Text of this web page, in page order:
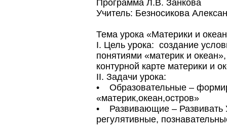
Программа Л.В. Занкова
Учитель: Безносикова
Тема урока «Материки и
I. Цель урока: создание
понятиями «материк и
контурной карте материки и
II. Задачи урока:
• Образовательные –
«материк,океан,остров»
• Развивающие – Развивать
регулятивные,